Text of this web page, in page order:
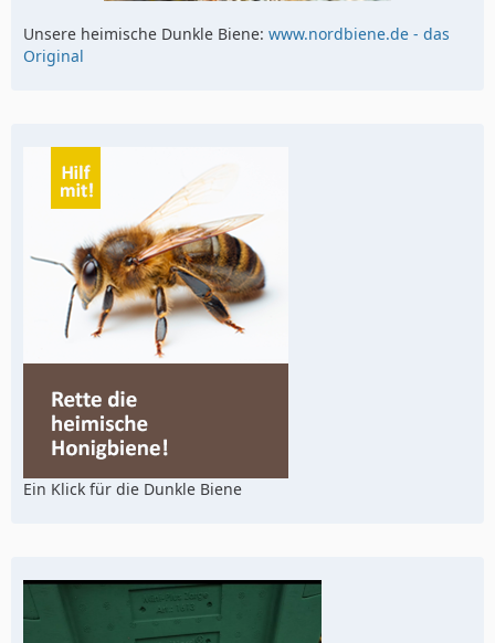
Unsere heimische Dunkle Biene: www.nordbiene.de - das
Original
Ein Klick für die Dunkle Biene